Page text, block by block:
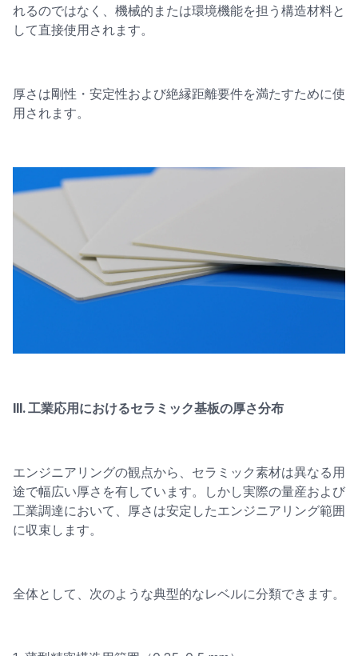
れるのではなく、機械的または環境機能を担う構造材料と
して直接使用されます。
厚さは剛性・安定性および絶縁距離要件を満たすために使
用されます。
III. 工業応用におけるセラミック基板の厚さ分布
エンジニアリングの観点から、セラミック素材は異なる用
途で幅広い厚さを有しています。しかし実際の量産および
工業調達において、厚さは安定したエンジニアリング範囲
に収束します。
全体として、次のような典型的なレベルに分類できます。